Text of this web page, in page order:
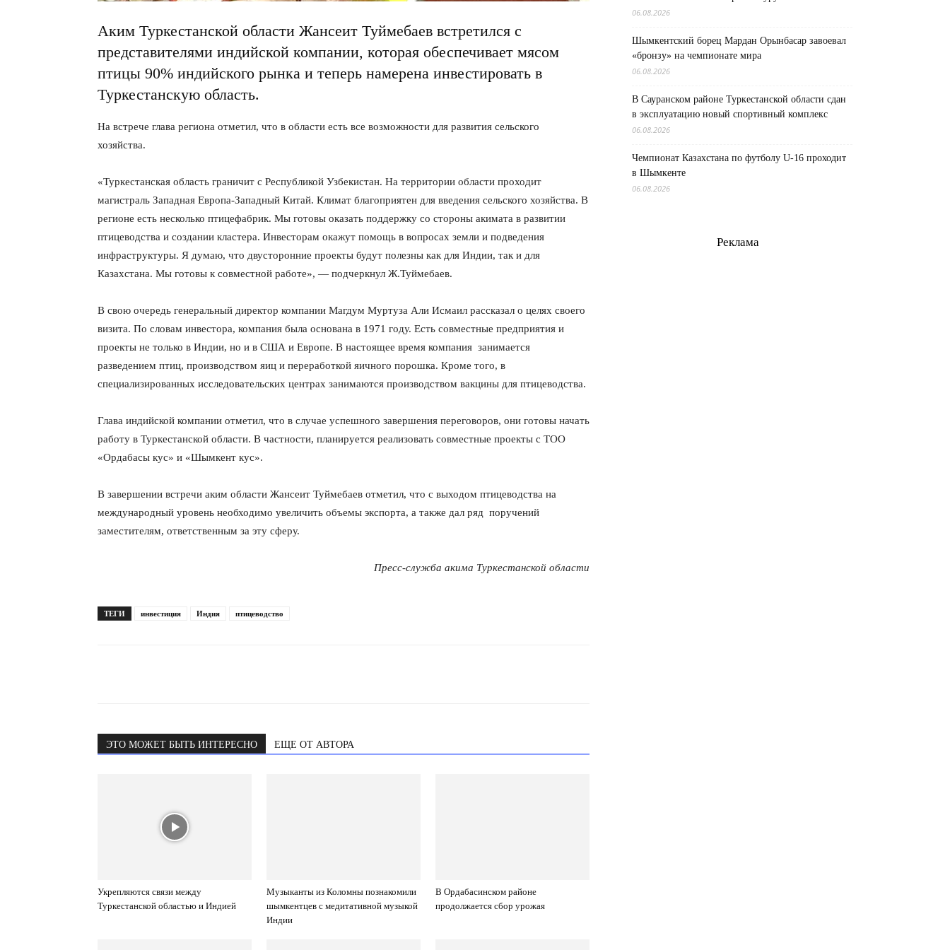
Аким Туркестанской области Жансеит Туймебаев встретился с
представителями индийской компании, которая обеспечивает мясом
птицы 90% индийского рынка и теперь намерена инвестировать в
Туркестанскую область.
На встрече глава региона отметил, что в области есть все возможности для развития сельского
хозяйства.
«Туркестанская область граничит с Республикой Узбекистан. На территории области проходит
магистраль Западная Европа-Западный Китай. Климат благоприятен для введения сельского хозяйства. В
регионе есть несколько птицефабрик. Мы готовы оказать поддержку со стороны акимата в развитии
птицеводства и создании кластера. Инвесторам окажут помощь в вопросах земли и подведения
инфраструктуры. Я думаю, что двусторонние проекты будут полезны как для Индии, так и для
Казахстана. Мы готовы к совместной работе», — подчеркнул Ж.Туймебаев.
В свою очередь генеральный директор компании Магдум Муртуза Али Исмаил рассказал о целях своего
визита. По словам инвестора, компания была основана в 1971 году. Есть совместные предприятия и
проекты не только в Индии, но и в США и Европе. В настоящее время компания занимается
разведением птиц, производством яиц и переработкой яичного порошка. Кроме того, в
специализированных исследовательских центрах занимаются производством вакцины для птицеводства.
Глава индийской компании отметил, что в случае успешного завершения переговоров, они готовы начать
работу в Туркестанской области. В частности, планируется реализовать совместные проекты с ТОО
«Ордабасы кус» и «Шымкент кус».
В завершении встречи аким области Жансеит Туймебаев отметил, что с выходом птицеводства на
международный уровень необходимо увеличить объемы экспорта, а также дал ряд поручений
заместителям, ответственным за эту сферу.
Пресс-служба акима Туркестанской области
ТЕГИ инвестиция Индия птицеводство
ЭТО МОЖЕТ БЫТЬ ИНТЕРЕСНО ЕЩЕ ОТ АВТОРА
Укрепляются связи между
Туркестанской областью и Индией
Музыканты из Коломны познакомили
шымкентцев с медитативной музыкой
Индии
В Ордабасинском районе
продолжается сбор урожая
06.08.2026
Шымкентский борец Мардан Орынбасар завоевал
«бронзу» на чемпионате мира
06.08.2026
В Сауранском районе Туркестанской области сдан
в эксплуатацию новый спортивный комплекс
06.08.2026
Чемпионат Казахстана по футболу U-16 проходит
в Шымкенте
06.08.2026
Реклама